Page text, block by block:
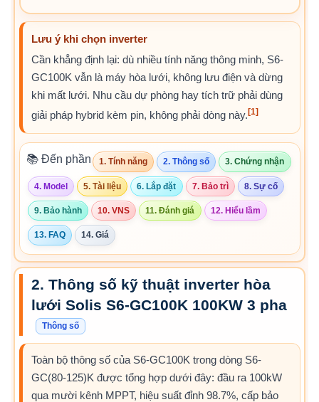
Lưu ý khi chọn inverter
Cần khẳng định lại: dù nhiều tính năng thông minh, S6-
GC100K vẫn là máy hòa lưới, không lưu điện và dừng
khi mất lưới. Nhu cầu dự phòng hay tích trữ phải dùng
giải pháp hybrid kèm pin, không phải dòng này. [1]
📚 Đến phần 1. Tính năng 2. Thông số 3. Chứng nhận
4. Model 5. Tài liệu 6. Lắp đặt 7. Bảo trì 8. Sự cố
9. Bảo hành 10. VNS 11. Đánh giá 12. Hiểu lầm
13. FAQ 14. Giá
2. Thông số kỹ thuật inverter hòa
lưới Solis S6-GC100K 100KW 3 pha
Thông số
Toàn bộ thông số của S6-GC100K trong dòng S6-
GC(80-125)K được tổng hợp dưới đây: đầu ra 100kW
qua mười kênh MPPT, hiệu suất đỉnh 98.7%, cấp bảo